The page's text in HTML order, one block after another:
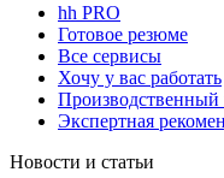
hh PRO
Готовое резюме
Все сервисы
Хочу у вас работать
Производственный
Экспертная
Новости и статьи